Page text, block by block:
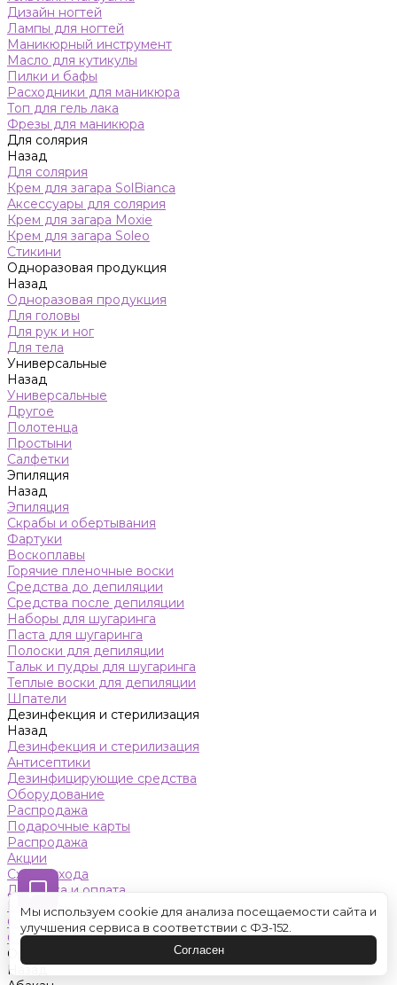
Дизайн ногтей
Лампы для ногтей
Маникюрный инструмент
Масло для кутикулы
Пилки и бафы
Расходники для маникюра
Топ для гель лака
Фрезы для маникюра
Для солярия
Назад
Для солярия
Крем для загара SolBianca
Аксессуары для солярия
Крем для загара Moxie
Крем для загара Soleo
Стикини
Одноразовая продукция
Назад
Одноразовая продукция
Для головы
Для рук и ног
Для тела
Универсальные
Назад
Универсальные
Другое
Полотенца
Простыни
Салфетки
Эпиляция
Назад
Эпиляция
Скрабы и обертывания
Фартуки
Воскоплавы
Горячие пленочные воски
Средства до депиляции
Средства после депиляции
Наборы для шугаринга
Паста для шугаринга
Полоски для депиляции
Тальк и пудры для шугаринга
Теплые воски для депиляции
Шпатели
Дезинфекция и стерилизация
Назад
Дезинфекция и стерилизация
Антисептики
Дезинфицирующие средства
Оборудование
Распродажа
Подарочные карты
Распродажа
Акции
Схемы ухода
Доставка и оплата
Контакты
Обучение
Салон красоты
Оренбург
Назад
Мы используем cookie для анализа посещаемости сайта и
улучшения сервиса в соответствии с ФЗ-152.
Согласен